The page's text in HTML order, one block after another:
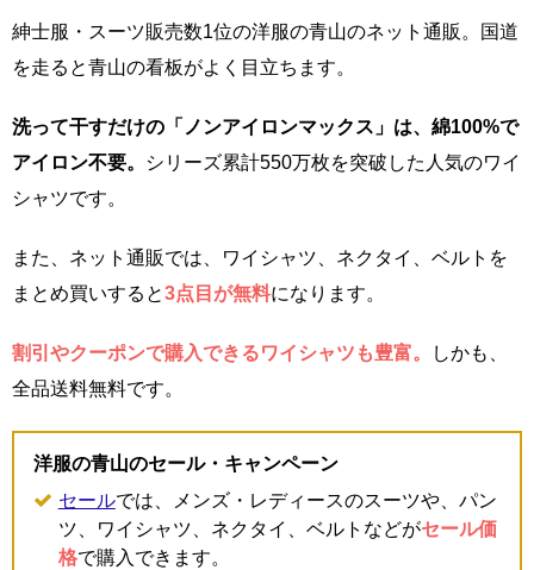
紳士服・スーツ販売数1位の洋服の青山のネット通販。国道
を走ると青山の看板がよく目立ちます。
洗って干すだけの「ノンアイロンマックス」は、綿100%で
アイロン不要。
シリーズ累計550万枚を突破した人気のワイ
シャツです。
また、ネット通販では、ワイシャツ、ネクタイ、ベルトを
まとめ買いすると3点目が無料になります。
割引やクーポンで購入できるワイシャツも豊富。
しかも、
全品送料無料です。
洋服の青山のセール・キャンペーン
セールでは、メンズ・レディースのスーツや、パン
ツ、ワイシャツ、ネクタイ、ベルトなどがセール価
格で購入できます。